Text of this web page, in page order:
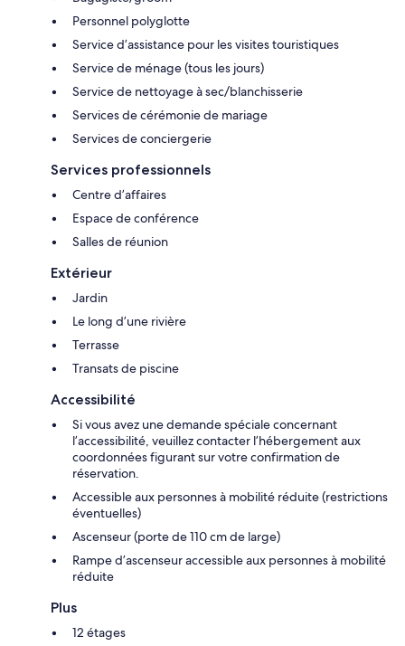
Personnel polyglotte
Service d’assistance pour les visites touristiques
Service de ménage (tous les jours)
Service de nettoyage à sec/blanchisserie
Services de cérémonie de mariage
Services de conciergerie
Services professionnels
Centre d’affaires
Espace de conférence
Salles de réunion
Extérieur
Jardin
Le long d’une rivière
Terrasse
Transats de piscine
Accessibilité
Si vous avez une demande spéciale concernant
l’accessibilité, veuillez contacter l’hébergement aux
coordonnées figurant sur votre confirmation de
réservation.
Accessible aux personnes à mobilité réduite (restrictions
éventuelles)
Ascenseur (porte de 110 cm de large)
Rampe d’ascenseur accessible aux personnes à mobilité
réduite
Plus
12 étages